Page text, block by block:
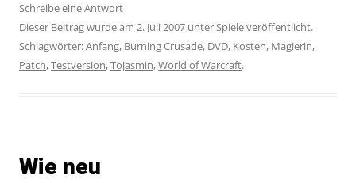
Schreibe eine Antwort
Dieser Beitrag wurde am 2. Juli 2007 unterSpieleveröffentlicht.
Schlagwörter:Anfang, Burning Crusade, DVD, Kosten, Magierin,
Patch,Testversion,Tojasmin,World of Warcraft.
Wie neu